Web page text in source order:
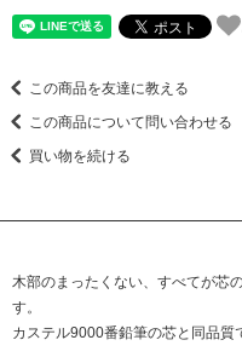
この商品を友達に教える
この商品について問い合わせる
買い物を続ける
木部のまったくない、すべてが芯
す。
カステル9000番鉛筆の芯と同品質